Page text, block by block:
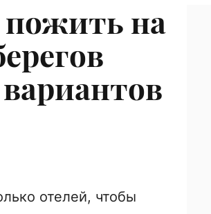
на
отелей, чтобы